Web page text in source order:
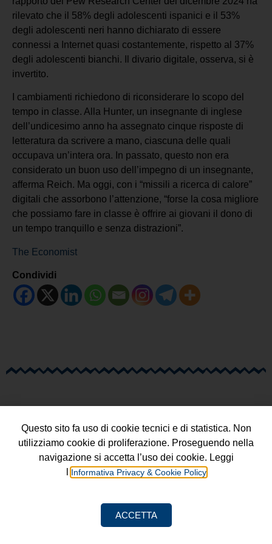
rilevato che il 58% degli adolescenti ispanici e il 53%
degli adolescenti neri hanno dichiarato di essere
connessi a Internet quasi costantemente, rispetto al 37%
degli adolescenti bianchi. Il divario digitale, osserva, si è
invertito.
I cambiamenti richiedono di riconsiderare lo scopo del
tempo in classe. Alla Hunter, un insegnante di inglese
dell’undicesimo anno ha assegnato cinque risposte di
letteratura da scrivere a mano, ciascuna delle quali
occupava un’intera ora. In passato, questo non era
considerato un buon uso dell’impegno di un insegnante,
afferma Reich. Ma oggi, con i “missili a ricerca di calore”
digitali che assorbono l’attenzione, “forse la cosa migliore
che possiamo fare in classe è offrire ai giovani il dono di
un tempo tranquillo e senza distrazioni”.
The Economist
Condividi
Fondazione Luigi Einaudi ETS
Questo sito fa uso di cookie tecnici e di statistica. Non
utilizziamo cookie di proliferazione. Proseguendo nella
navigazione si accetta l’uso dei cookie. Leggi
Informativa Privacy & Cookie Policy
ACCETTA